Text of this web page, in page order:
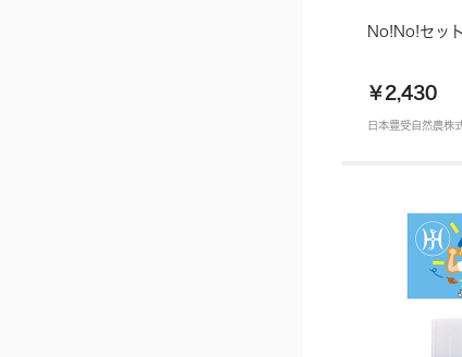
No!No!セット
￥2,430
日本豊受自然農株